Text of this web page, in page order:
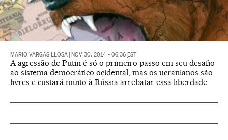
MARIO VARGAS LLOSA NOV 30, 2014 - 06:36 EST
A agressão de Putin é só o primeiro passo em seu desafio
ao sistema democrático ocidental, mas os ucranianos são
livres e custará muito à Rússia arrebatar essa liberdade